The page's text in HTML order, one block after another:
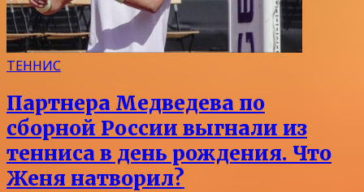
ТЕННИС
Партнера Медведева по
сборной России выгнали из
тенниса в день рождения. Что
Женя натворил?